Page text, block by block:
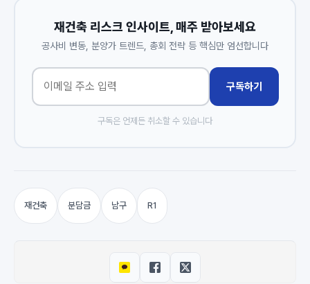
재건축 리스크 인사이트, 매주 받아보세요
공사비 변동, 분양가 트렌드, 총회 전략 등 핵심만 엄선합니다
구독하기
구독은 언제든 취소할 수 있습니다
재건축 분담금 남구 R1